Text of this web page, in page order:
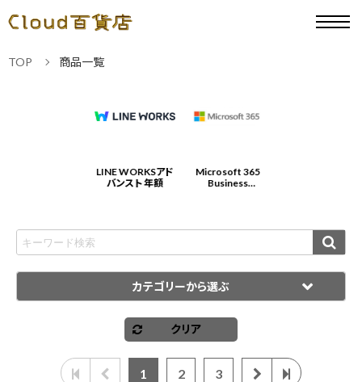
TOP 商品一覧
LINE WORKSアド
バンスト 年額
Microsoft 365
Business
カテゴリーから選ぶ
クリア
1 2 3